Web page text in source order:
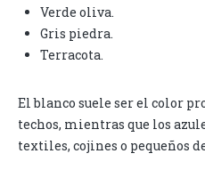
Verde oliva.
Gris piedra.
Terracota.
El blanco suele ser el color
techos, mientras que los
textiles, cojines o pequeños